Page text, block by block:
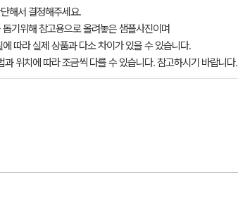
해서 결정해주세요.
기위해 참고용으로 올려놓은 샘플사진이며
따라 실제 상품과 다소 차이가 있을 수 있습니다.
과 위치에 따라 조금씩 다를 수 있습니다. 참고하시기 바랍니다.